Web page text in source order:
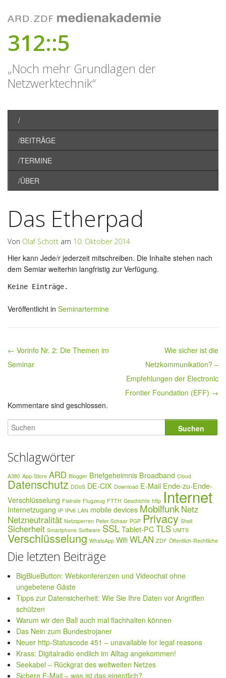
312::5
„Noch mehr Grundlagen der
Netzwerktechnik“
/
/BEITRÄGE
/TERMINE
/ÜBER
Das Etherpad
Von Olaf Schott am 10. Oktober 2014
Hier kann Jede/r jederzeit mitschreiben. Die Inhalte stehen nach
dem Semiar weiterhin langfristig zur Verfügung.
Keine Einträge.
Veröffentlicht in Seminartermine
Beitragsnavigation
← Vorinfo Nr. 2: Die Themen im
Seminar
Wie sicher ist die
Netzkommunikation? –
Empfehlungen der Electronic
Frontier Foundation (EFF) →
Kommentare sind geschlossen.
Schlagwörter
A380 App-Store ARD Blogger Briefgeheimnis Broadband Cloud
Datenschutz DDoS DE-CIX Download E-Mail Ende-zu-Ende-
Verschlüsselung Flatrate Flugzeug FTTH Geschichte http Internet
Internetzugang IP IPv6 LAN mobile devices Mobilfunk Netz
Netzneutralität Netzsperren Peter Schaar PGP Privacy Shell
Sicherheit Smartphone Software SSL Tablet-PC TLS UMTS
Verschlüsselung WhatsApp Wifi WLAN ZDF Öffentlich-Rechtliche
Die letzten Beiträge
BigBlueButton: Webkonferenzen und Videochat ohne
ungebetene Gäste
Tipps zur Datensicherheit: Wie Sie Ihre Daten vor Angriffen
schützen
Warum wir den Ball auch mal flachhalten können
Das Nein zum Bundestrojaner
Neuer http-Statuscode 451 – unavailable for legal reasons
Krass: Digitalradio endlich im Alltag angekommen!
Seekabel – Rückgrat des weltweiten Netzes
Sichere E-Mail – was ist das eigentlich?